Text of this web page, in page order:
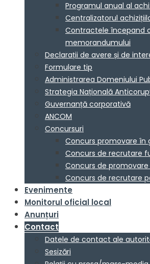
Programul anual al
Centralizatorul
Contractele începand
memorandumului
Declarații de avere și de
Formulare tip
Administrarea Domeniului
Strategia Națională
Guvernanță corporativă
ANCOM
Concursuri
Concurs promovare în
Concurs de recrutare
Concurs de
Concurs de recrutare
Evenimente
Monitorul oficial local
Anunțuri
Contact
Datele de contact ale
Sesizări